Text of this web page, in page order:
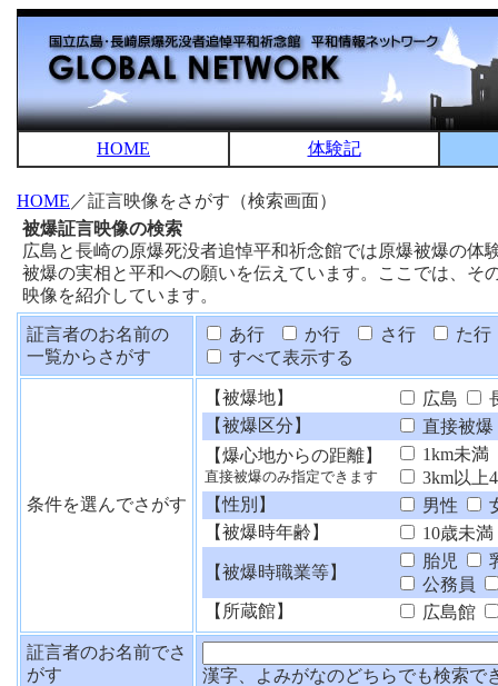
HOME 体験記
HOME ／証言映像をさがす（検索画面）
被爆証言映像の検索
広島と長崎の原爆死没者追悼平和祈念館では原爆被爆の
被爆の実相と平和への願いを伝えています。ここでは、
映像を紹介しています。
証言者のお名前の
一覧からさがす
あ行 か行 さ行
た行
すべて表示する
条件を選んでさがす
【被爆地】 広島
【被爆区分】
直接被爆
【爆心地からの距離】
直接被爆のみ指定できます
1km未満
3km以上
【性別】
男性
【被爆時年齢】
10歳未満
【被爆時職業等】
胎児
公務員
【所蔵館】
広島館
証言者のお名前でさ
がす
漢字、よみがなのどちらでも検索で